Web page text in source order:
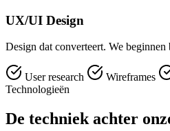
UX/UI Design
Design dat converteert. We
User research Wireframes
Technologieën
De techniek achter